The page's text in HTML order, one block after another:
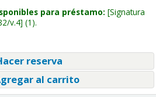
para préstamo: Signatura
v.4 (1).
reserva
al carrito